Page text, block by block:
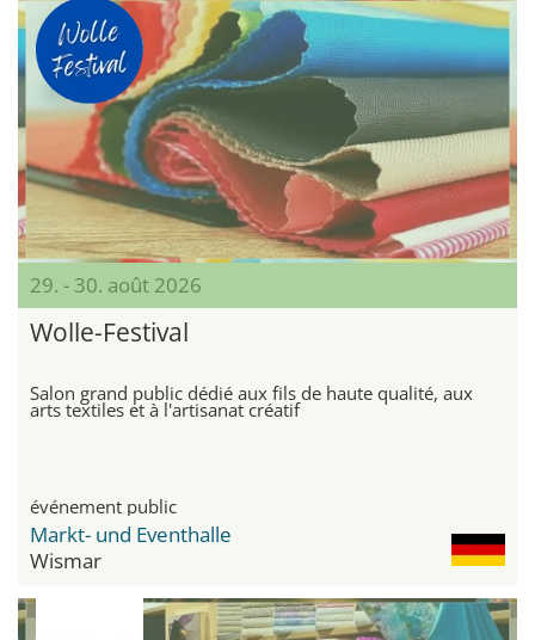
29. - 30. août 2026
Wolle-Festival
Salon grand public dédié aux fils de haute qualité, aux
arts textiles et à l'artisanat créatif
événement public
Markt- und Eventhalle
Wismar